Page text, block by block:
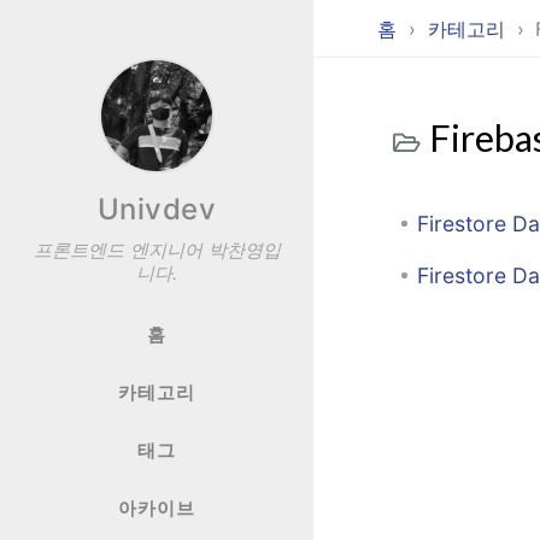
Univdev
프론트엔드 엔지니어 박찬영입
니다.
홈
카테고리
태그
아카이브
홈 카테고리
Firestore
Firestore